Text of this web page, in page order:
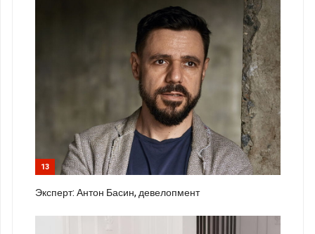
13
Эксперт: Антон Басин, девелопмент